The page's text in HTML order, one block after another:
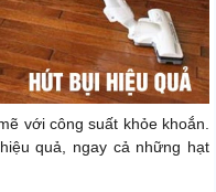
với công suất khỏe khoắn.
quả, ngay cả những hạt